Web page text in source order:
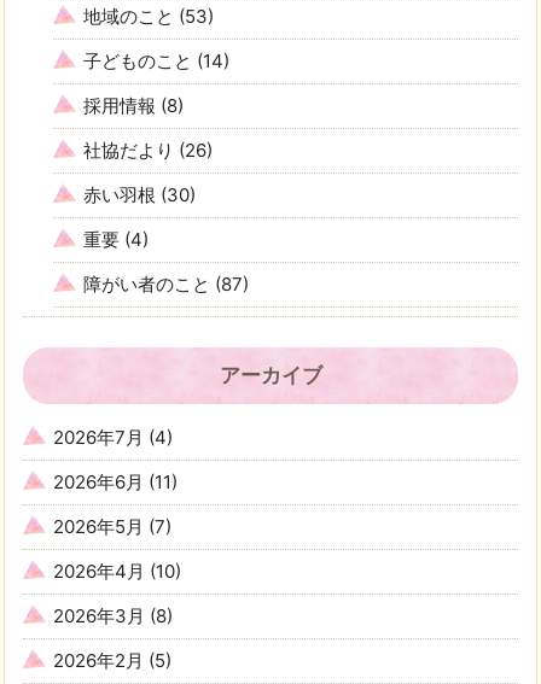
地域のこと (53)
子どものこと (14)
採用情報 (8)
社協だより (26)
赤い羽根 (30)
重要 (4)
障がい者のこと (87)
アーカイブ
2026年7月 (4)
2026年6月 (11)
2026年5月 (7)
2026年4月 (10)
2026年3月 (8)
2026年2月 (5)